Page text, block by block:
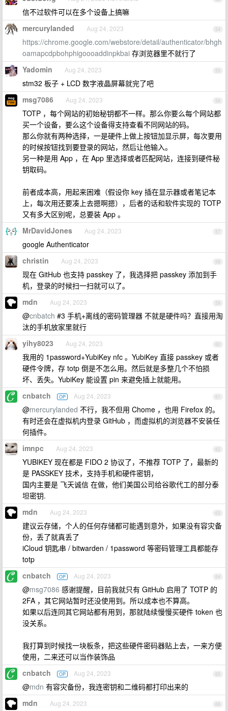
信不过软件可以在多个设备上搞嘛
54
mercurylanded Aug 24, 2023
https://chrome.google.com/webstore/detail/authenticator/bhgh
oamapcdpbohphigoooaddinpkbai 存浏览器里不就行了
55
Yadomin Aug 24, 2023
stm32 板子 + LCD 数字液晶屏幕就完了吧
56
msg7086 Aug 24, 2023
TOTP ，每个网站的初始秘钥都不一样。那么你要么每个网站都
买一个设备，要么这个设备得支持查看不同网站的码。
那么你就有两种选择，一是硬件上做上按钮加显示屏，每次要用
的时候按钮找到要登录的网站，然后让他输入。
另一种是用 App ，在 App 里选择或者匹配网站，连接到硬件秘
钥取码。
前者成本高，用起来困难（假设你 key 插在显示器或者笔记本
上，每次用还要凑上去摁啊摁），后者的话和软件实现的 TOTP
又有多大区别呢，总要装 App 。
57
MrDavidJones Aug 24, 2023
google Authenticator
58
christin Aug 24, 2023
现在 GitHub 也支持 passkey 了，我选择把 passkey 添加到手
机，登录的时候扫一扫就可以了。
59
mdn Aug 24, 2023
@cnbatch #3 手机+离线的密码管理器 不就是硬件吗？直接用淘
汰的手机放家里就行
60
yihy8023 Aug 24, 2023
我用的 1password+YubiKey nfc 。YubiKey 直接 passkey 或者
硬件令牌，存 totp 倒是不怎么用。然后就是多整几个不怕损
坏、丢失。YubiKey 能设置 pin 来避免插上就能用。
61
cnbatch OP Aug 24, 2023
@mercurylanded 不行，我不但用 Chome ，也用 Firefox 的。
有时还会在虚拟机内登录 GitHub ，而虚拟机的浏览器不安装任
何插件。
62
imnpc Aug 24, 2023
YUBIKEY 现在都是 FIDO 2 协议了，不推荐 TOTP 了，最新的
是 PASSKEY 技术，支持手机和硬件密钥，
国内主要是 飞天诚信 在做，他们美国公司给谷歌代工的部分泰
坦密钥.
63
mdn Aug 24, 2023
建议云存储，个人的任何存储都可能遇到意外，如果没有容灾备
份，丢了就真丢了
iCloud 钥匙串 / bitwarden / 1password 等密码管理工具都能存
totp
64
cnbatch OP Aug 24, 2023
@msg7086 感谢提醒，目前我就只有 GitHub 启用了 TOTP 的
2FA ，其它网站暂时还没使用到。所以成本也不算高。
如果以后连同其它网站都有用到，那就陆续慢慢买硬件 token 也
没关系。
我打算到时候找一块板条，把这些硬件密码器贴上去，一来方便
使用，二来还可以当作装饰品
65
cnbatch OP Aug 24, 2023
@mdn 有容灾备份，我连密钥和二维码都打印出来的
66
mdn Aug 24, 2023